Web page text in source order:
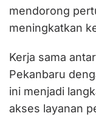
mendorong
meningkatkan
Kerja sama
Pekanbaru
ini menjadi
akses layanan